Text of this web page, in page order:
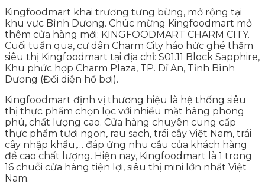
Kingfoodmart khai trương tưng bừng, mở rộng tại
khu vực Bình Dương. Chúc mừng Kingfoodmart mở
thêm cửa hàng mới: KINGFOODMART CHARM CITY.
Cuối tuần qua, cư dân Charm City háo hức ghé thăm
siêu thị Kingfoodmart tại địa chỉ: S01.11 Block Sapphire,
Khu phức hợp Charm Plaza, TP. Dĩ An, Tỉnh Bình
Dương (Đối diện hồ bơi).
Kingfoodmart định vị thương hiệu là hệ thống siêu
thị thực phẩm chọn lọc với nhiều mặt hàng phong
phú, chất lượng cao. Cửa hàng chuyên cung cấp
thực phẩm tươi ngon, rau sạch, trái cây Việt Nam, trái
cây nhập khẩu,… đáp ứng nhu cầu của khách hàng
đề cao chất lượng. Hiện nay, Kingfoodmart là 1 trong
16 chuỗi cửa hàng tiện lợi, siêu thị mini lớn nhất Việt
Nam.